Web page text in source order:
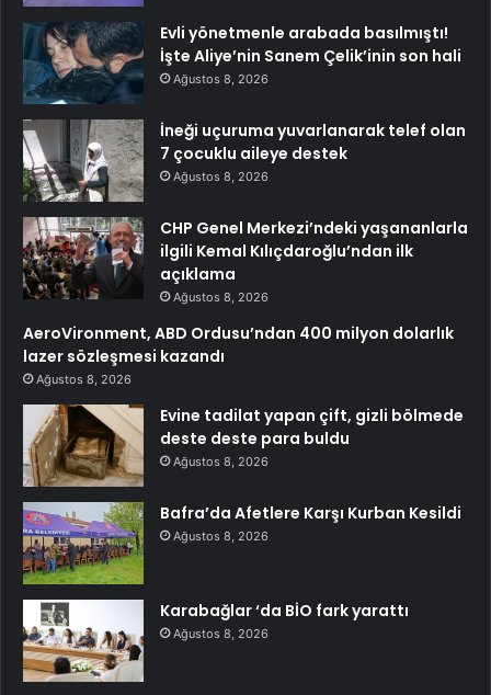
Evli yönetmenle arabada basılmıştı!
İşte Aliye’nin Sanem Çelik’inin son hali
Ağustos 8, 2026
İneği uçuruma yuvarlanarak telef olan
7 çocuklu aileye destek
Ağustos 8, 2026
CHP Genel Merkezi’ndeki yaşananlarla
ilgili Kemal Kılıçdaroğlu’ndan ilk
açıklama
Ağustos 8, 2026
AeroVironment, ABD Ordusu’ndan 400 milyon dolarlık
lazer sözleşmesi kazandı
Ağustos 8, 2026
Evine tadilat yapan çift, gizli bölmede
deste deste para buldu
Ağustos 8, 2026
Bafra’da Afetlere Karşı Kurban Kesildi
Ağustos 8, 2026
Karabağlar ‘da BİO fark yarattı
Ağustos 8, 2026